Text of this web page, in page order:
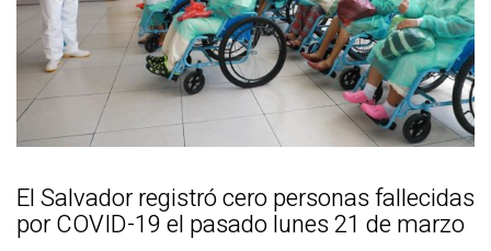
El Salvador registró cero personas fallecidas
por COVID-19 el pasado lunes 21 de marzo